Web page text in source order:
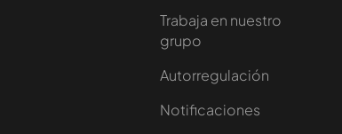
Trabaja en nuestro
grupo
Autorregulación
Notificaciones